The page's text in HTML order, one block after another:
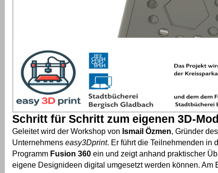
Schritt für Schritt zum eigenen 3D-
Geleitet wird der Workshop von Ismail Özmen, Gründer
Unternehmens easy3Dprint. Er führt die Teilnehmenden in
Programm Fusion 360 ein und zeigt anhand praktischer
eigene Designideen digital umgesetzt werden können. Am